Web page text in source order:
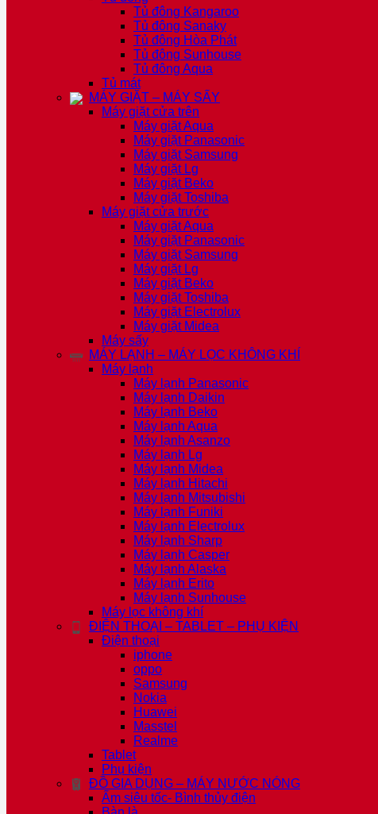
Tủ đông Kangaroo
Tủ đông Sanaky
Tủ đông Hòa Phát
Tủ đông Sunhouse
Tủ đông Aqua
Tủ mát
MÁY GIẶT – MÁY SẤY
Máy giặt cửa trên
Máy giặt Aqua
Máy giặt Panasonic
Máy giặt Samsung
Máy giặt Lg
Máy giặt Beko
Máy giặt Toshiba
Máy giặt cửa trước
Máy giặt Aqua
Máy giặt Panasonic
Máy giặt Samsung
Máy giặt Lg
Máy giặt Beko
Máy giặt Toshiba
Máy giặt Electrolux
Máy giặt Midea
Máy sấy
MÁY LẠNH – MÁY LỌC KHÔNG KHÍ
Máy lạnh
Máy lạnh Panasonic
Máy lạnh Daikin
Máy lạnh Beko
Máy lạnh Aqua
Máy lạnh Asanzo
Máy lạnh Lg
Máy lạnh Midea
Máy lạnh Hitachi
Máy lạnh Mitsubishi
Máy lạnh Funiki
Máy lạnh Electrolux
Máy lạnh Sharp
Máy lạnh Casper
Máy lạnh Alaska
Máy lạnh Erito
Máy lạnh Sunhouse
Máy lọc không khí
ĐIỆN THOẠI – TABLET – PHỤ KIỆN
Điện thoại
iphone
oppo
Samsung
Nokia
Huawei
Masstel
Realme
Tablet
Phụ kiện
ĐỒ GIA DỤNG – MÁY NƯỚC NÓNG
Ấm siêu tốc- Bình thủy điện